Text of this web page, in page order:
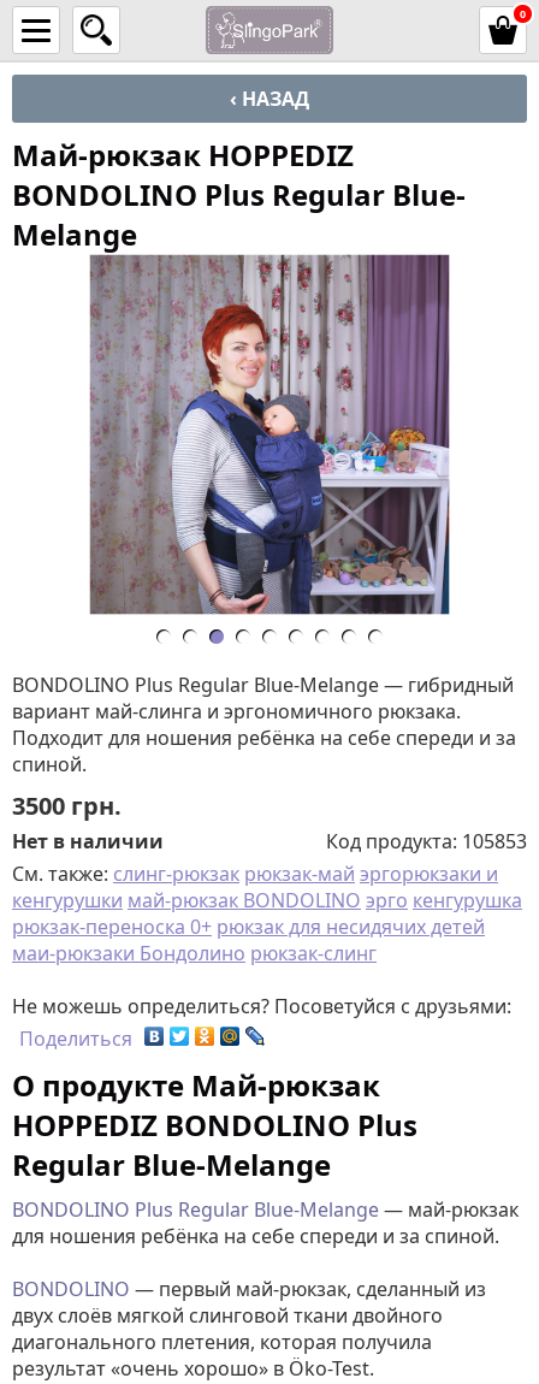
0
‹ НАЗАД
Май-рюкзак HOPPEDIZ
BONDOLINO Plus Regular Blue-
Melange
BONDOLINO Plus Regular Blue-Melange — гибридный
вариант май-слинга и эргономичного рюкзака.
Подходит для ношения ребёнка на себе спереди и за
спиной.
3500 грн.
Нет в наличии Код продукта: 105853
См. также: слинг-рюкзак рюкзак-май эргорюкзаки и
кенгурушки май-рюкзак BONDOLINO эрго кенгурушка
рюкзак-переноска 0+ рюкзак для несидячих детей
маи-рюкзаки Бондолино рюкзак-слинг
Не можешь определиться? Посоветуйся с друзьями:
Поделиться
О продукте Май-рюкзак
HOPPEDIZ BONDOLINO Plus
Regular Blue-Melange
BONDOLINO Plus Regular Blue-Melange— май-рюкзак
для ношения ребёнка на себе спереди и за спиной.
BONDOLINO — первый май-рюкзак, сделанный из
двух слоёв мягкой слинговой ткани двойного
диагонального плетения, которая получила
результат «очень хорошо» в Öko-Test.